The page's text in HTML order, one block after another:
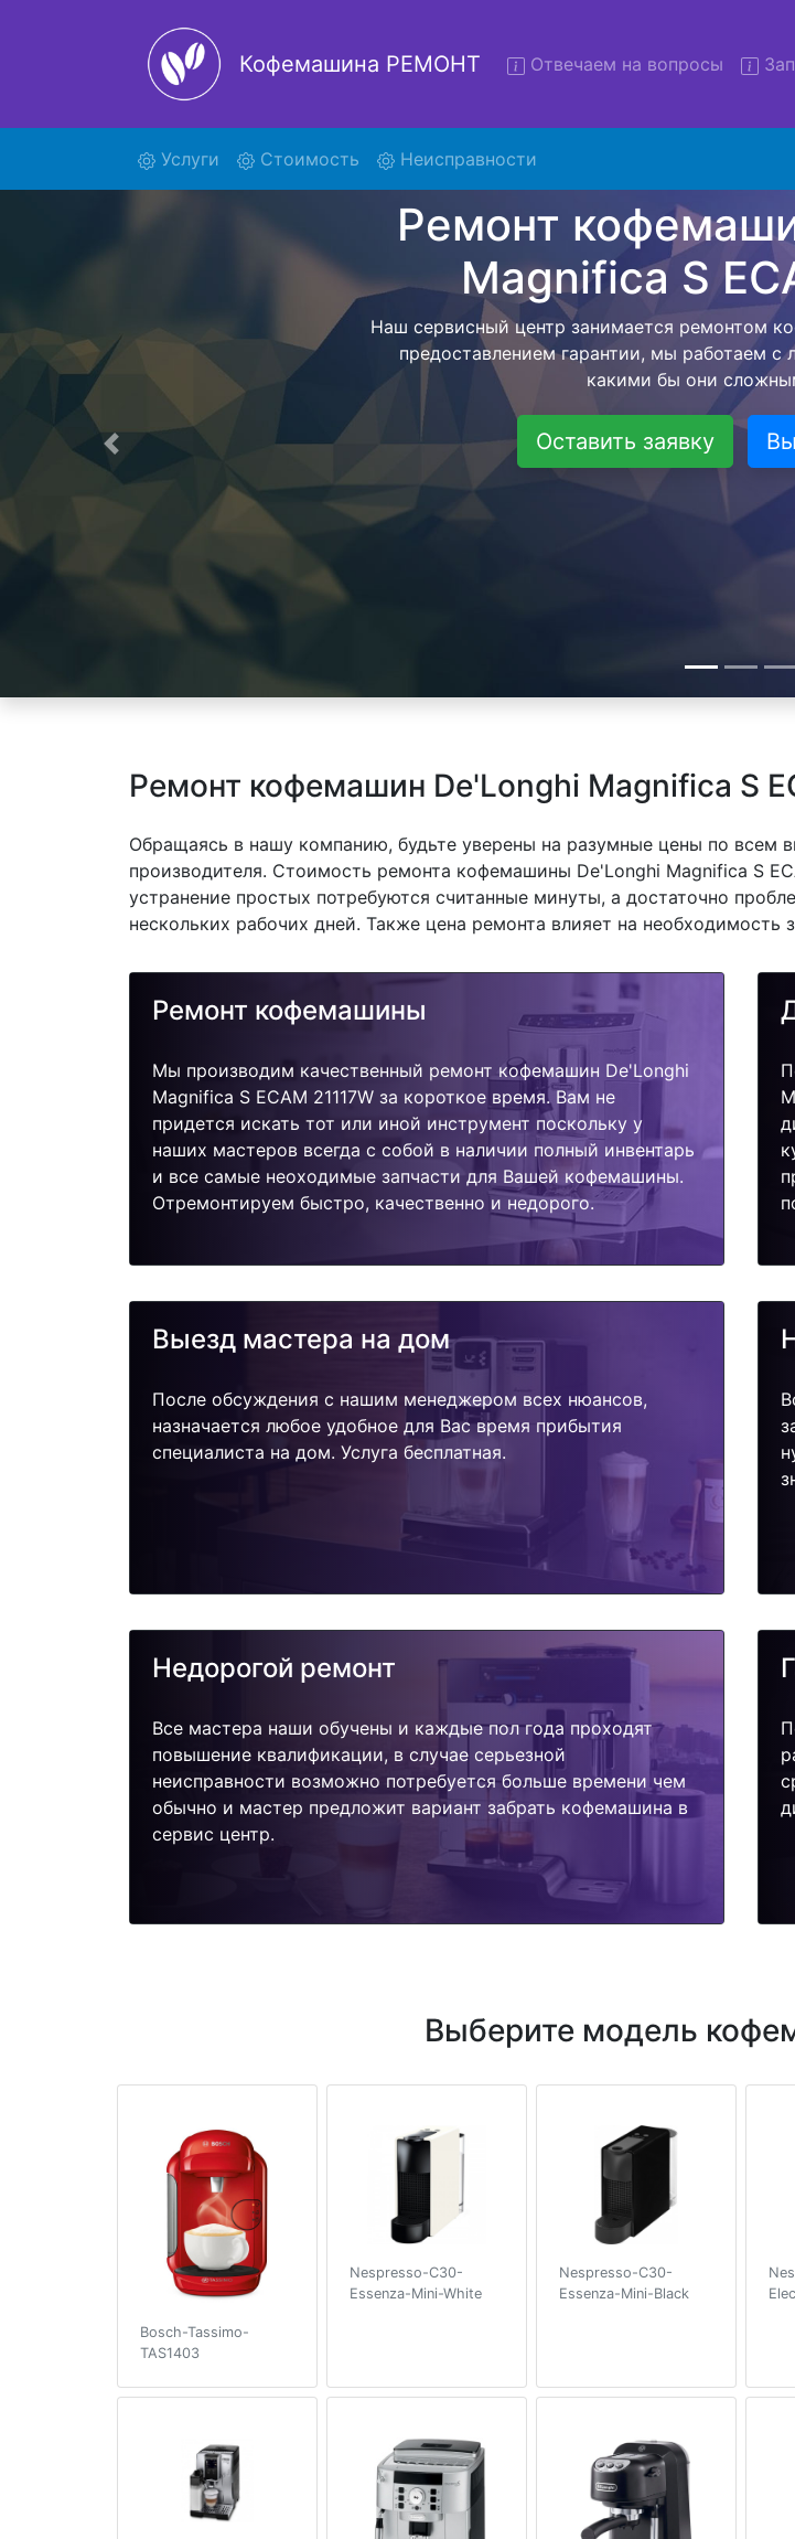
Кофемашина РЕМОНТ Отвечаем на вопросы
Услуги (current)Стоимость Неисправности
Ремонт кофемашин
ECAM 21117W с
Мы предоставляем бесплатную услугу -
ECAM 21117W с вывозом техники в
работ привезем обратно. Цена фиксируется с
возвращения бытовой техники
Оставить заявку
Предыдущая
Ремонт кофемашин De'Longhi Magnifica S
Обращаясь в нашу компанию, будьте уверены на разумные цены по всем
производителя. Стоимость ремонта кофемашины De'Longhi Magnifica S
устранение простых потребуются считанные минуты, а достаточно
нескольких рабочих дней. Также цена ремонта влияет на необходимость
Ремонт кофемашины
Мы производим качественный ремонт кофемашин De'Longhi
Magnifica S ECAM 21117W за короткое время. Вам не
придется искать тот или иной инструмент поскольку у
наших мастеров всегда с собой в наличии полный инвентарь
и все самые неоходимые запчасти для Вашей кофемашины.
Отремонтируем быстро, качественно и недорого.
Выезд мастера на дом
После обсуждения с нашим менеджером всех нюансов,
назначается любое удобное для Вас время прибытия
специалиста на дом. Услуга бесплатная.
Недорогой ремонт
Все мастера наши обучены и каждые пол года проходят
повышение квалификации, в случае серьезной
неисправности возможно потребуется больше времени чем
обычно и мастер предложит вариант забрать кофемашина в
сервис центр.
Выберите модель
Bosch-Tassimo-
TAS1403
Nespresso-C30-
Essenza-Mini-White
Nespresso-C30-
Essenza-Mini-Black